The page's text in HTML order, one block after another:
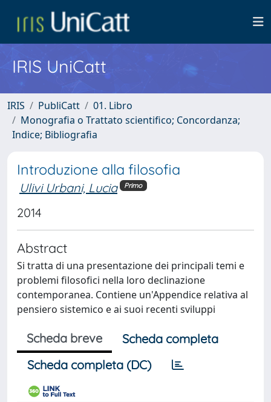
IRIS UniCatt
IRIS PubliCatt
01. Libro
Monografia o Trattato scientifico; Concordanza;
Indice; Bibliografia
Introduzione alla filosofia
Ulivi Urbani, Lucia Primo
2014
Abstract
Si tratta di una presentazione dei principali temi e
problemi filosofici nella loro declinazione
contemporanea. Contiene un'Appendice relativa al
pensiero sistemico e ai suoi recenti sviluppi
Scheda breve
Scheda completa
Scheda completa (DC)